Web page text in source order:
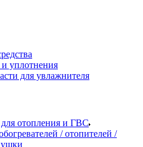
уплотнения
для увлажнителя
отопления и ГВС
/ отопителей /